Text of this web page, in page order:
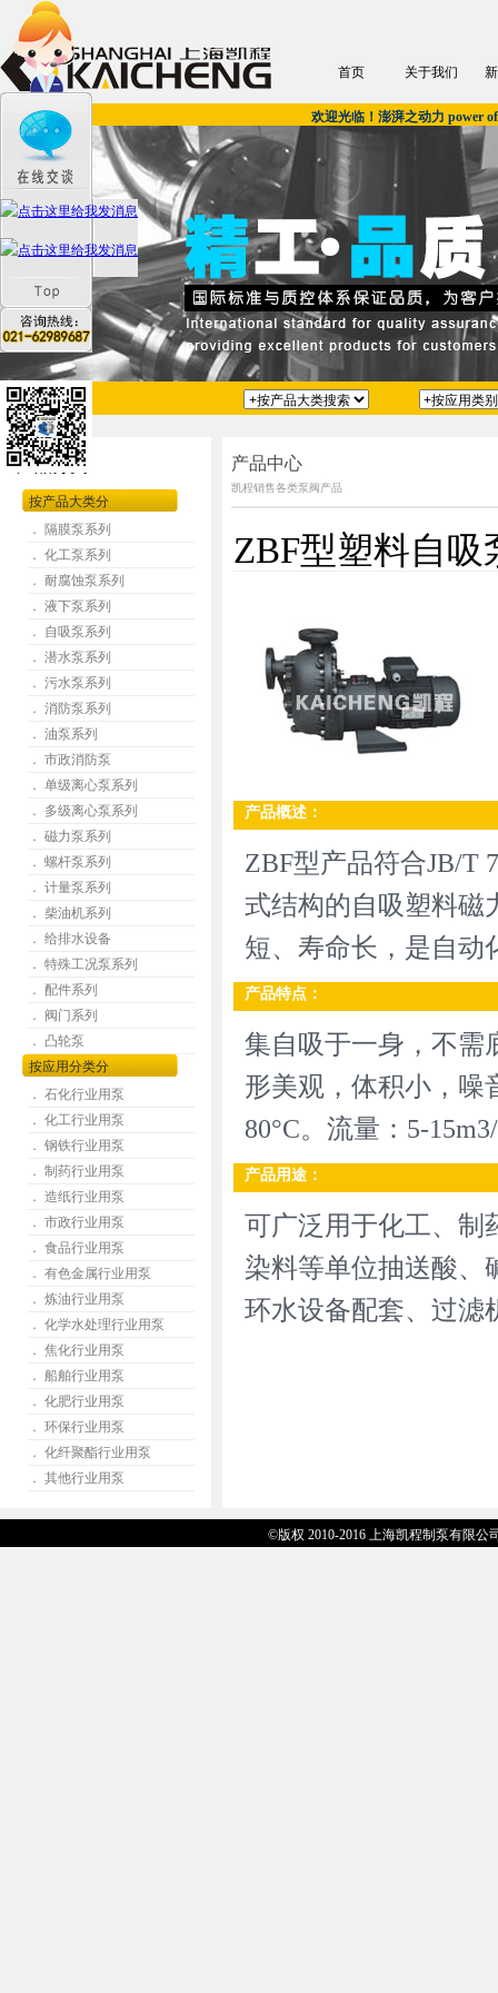
首页 关于我们
欢迎光临！澎湃之动力 power
产品分类
按产品大类分
． 隔膜泵系列
． 化工泵系列
． 耐腐蚀泵系列
． 液下泵系列
． 自吸泵系列
． 潜水泵系列
． 污水泵系列
． 消防泵系列
． 油泵系列
． 市政消防泵
． 单级离心泵系列
． 多级离心泵系列
． 磁力泵系列
． 螺杆泵系列
． 计量泵系列
． 柴油机系列
． 给排水设备
． 特殊工况泵系列
． 配件系列
． 阀门系列
． 凸轮泵
按应用分类分
． 石化行业用泵
． 化工行业用泵
． 钢铁行业用泵
． 制药行业用泵
． 造纸行业用泵
． 市政行业用泵
． 食品行业用泵
． 有色金属行业用泵
． 炼油行业用泵
． 化学水处理行业用泵
． 焦化行业用泵
． 船舶行业用泵
． 化肥行业用泵
． 环保行业用泵
． 化纤聚酯行业用泵
． 其他行业用泵
产品中心
凯程销售各类泵阀产品
ZBF型塑料自吸
产品概述：
ZBF型产品符合JB/T
式结构的自吸塑料磁
短、寿命长，是自动
产品特点：
集自吸于一身，不需
形美观，体积小，噪
80°C。流量：5-
产品用途：
可广泛用于化工、制
染料等单位抽送酸、
环水设备配套、过滤
©版权 2010-2016 上海凯程制泵有限公